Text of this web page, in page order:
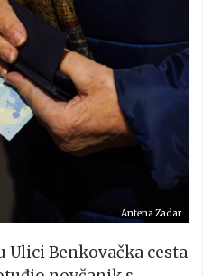
Antena Zadar
Ulici Benkovačka cesta